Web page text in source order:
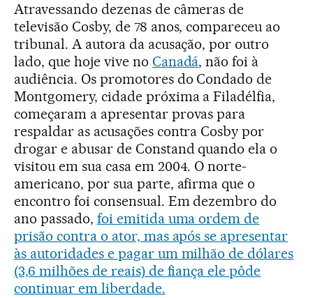
Atravessando dezenas de câmeras de
televisão Cosby, de 78 anos, compareceu ao
tribunal. A autora da acusação, por outro
lado, que hoje vive no Canadá, não foi à
audiência. Os promotores do Condado de
Montgomery, cidade próxima a Filadélfia,
começaram a apresentar provas para
respaldar as acusações contra Cosby por
drogar e abusar de Constand quando ela o
visitou em sua casa em 2004. O norte-
americano, por sua parte, afirma que o
encontro foi consensual. Em dezembro do
ano passado, foi emitida uma ordem de
prisão contra o ator, mas após se apresentar
às autoridades e pagar um milhão de dólares
(3,6 milhões de reais) de fiança ele pôde
continuar em liberdade.